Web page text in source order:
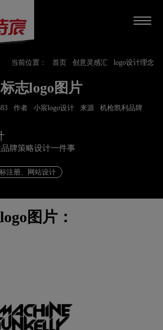
当前位置： 首页 创意灵感汇
logo设计理念
志logo图片
作者 小宸logo设计 来源
机枪凯利品牌
牌策略设计一件事
注册、网站设计
图片：